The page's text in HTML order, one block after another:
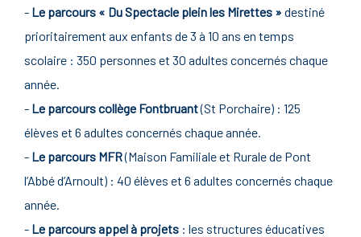
- Le parcours « Du Spectacle plein les Mirettes » destiné
prioritairement aux enfants de 3 à 10 ans en temps
scolaire : 350 personnes et 30 adultes concernés chaque
année.
- Le parcours collège Fontbruant(St Porchaire) : 125
élèves et 6 adultes concernés chaque année.
- Le parcours MFR(Maison Familiale et Rurale de Pont
l’Abbé d’Arnoult) : 40 élèves et 6 adultes concernés chaque
année.
- Le parcours appel à projets : les structures éducatives